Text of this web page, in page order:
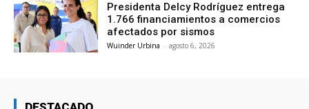
Presidenta Delcy Rodríguez entrega
1.766 financiamientos a comercios
afectados por sismos
Wuinder Urbina - agosto 6, 2026